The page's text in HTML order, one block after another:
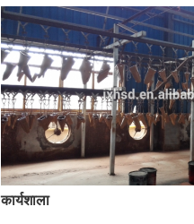
कार्यशाला